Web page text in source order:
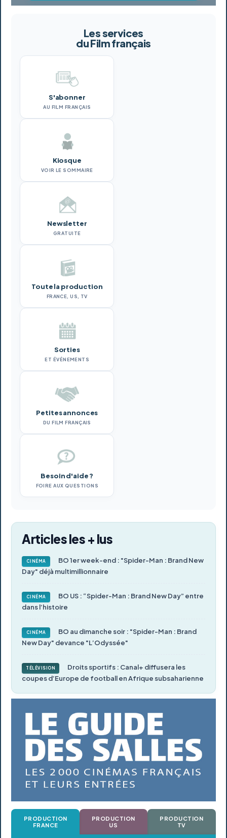
Les services
du Film français
S'abonner
AU FILM FRANÇAIS
Kiosque
VOIR LE SOMMAIRE
Newsletter
GRATUITE
Toute la production
FRANCE, US, TV
Sorties
ET ÉVÉNEMENTS
Petites annonces
DU FILM FRANÇAIS
Besoin d'aide ?
FOIRE AUX QUESTIONS
Articles les + lus
CINÉMA
BO 1er week-end : "Spider-Man : Brand New
Day" déjà multimillionnaire
CINÉMA
BO US : “Spider-Man : Brand New Day” entre
dans l’histoire
CINÉMA
BO au dimanche soir : "Spider-Man : Brand
New Day" devance "L’Odyssée"
TÉLÉVISION
Droits sportifs : Canal+ diffusera les
coupes d’Europe de football en Afrique subsaharienne
PRODUCTION
FRANCE
PRODUCTION
US
PRODUCTION
TV